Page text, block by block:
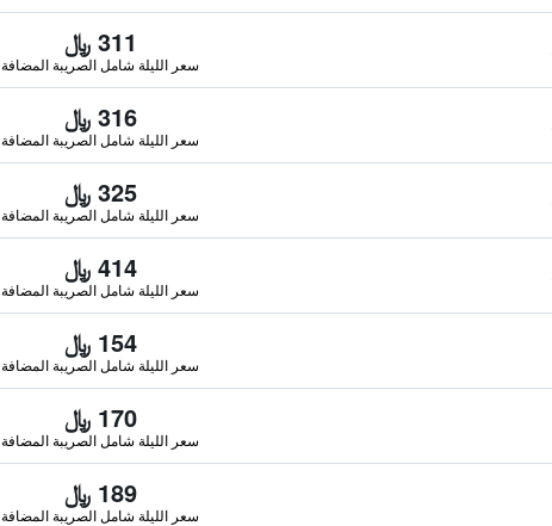
311 ﷼
سعر الليلة شامل الصريبة المضافة
316 ﷼
سعر الليلة شامل الصريبة المضافة
325 ﷼
سعر الليلة شامل الصريبة المضافة
414 ﷼
سعر الليلة شامل الصريبة المضافة
154 ﷼
سعر الليلة شامل الصريبة المضافة
170 ﷼
سعر الليلة شامل الصريبة المضافة
189 ﷼
سعر الليلة شامل الصريبة المضافة